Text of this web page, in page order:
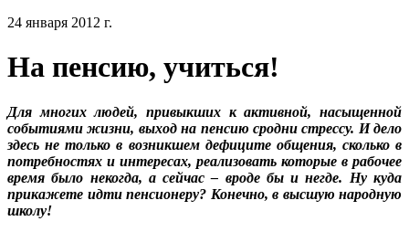
24 января 2012 г.
На пенсию, учиться!
Для многих людей, привыкших к активной, насыщенной
событиями жизни, выход на пенсию сродни стрессу. И дело
здесь не только в возникшем дефиците общения, сколько в
потребностях и интересах, реализовать которые в рабочее
время было некогда, а сейчас – вроде бы и негде. Ну куда
прикажете идти пенсионеру? Конечно, в высшую народную
школу!